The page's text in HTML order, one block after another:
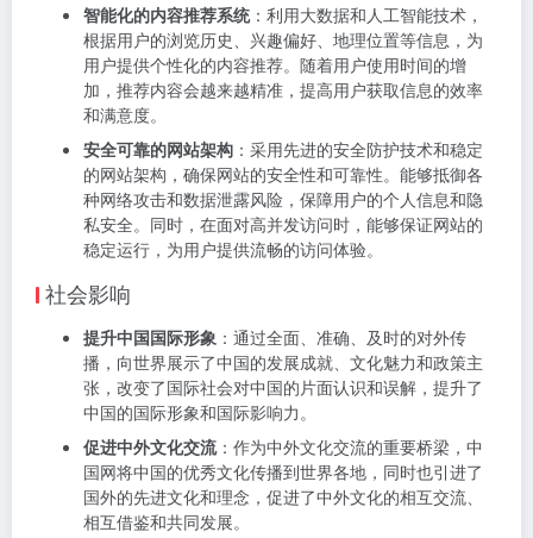
智能化的内容推荐系统：利用大数据和人工智能技术，
根据用户的浏览历史、兴趣偏好、地理位置等信息，为
用户提供个性化的内容推荐。随着用户使用时间的增
加，推荐内容会越来越精准，提高用户获取信息的效率
和满意度。
安全可靠的网站架构 ：采用先进的安全防护技术和稳定
的网站架构，确保网站的安全性和可靠性。能够抵御各
种网络攻击和数据泄露风险，保障用户的个人信息和隐
私安全。同时，在面对高并发访问时，能够保证网站的
稳定运行，为用户提供流畅的访问体验。
社会影响
提升中国国际形象 ：通过全面、准确、及时的对外传
播，向世界展示了中国的发展成就、文化魅力和政策主
张，改变了国际社会对中国的片面认识和误解，提升了
中国的国际形象和国际影响力。
促进中外文化交流：作为中外文化交流的重要桥梁，中
国网将中国的优秀文化传播到世界各地，同时也引进了
国外的先进文化和理念，促进了中外文化的相互交流、
相互借鉴和共同发展。